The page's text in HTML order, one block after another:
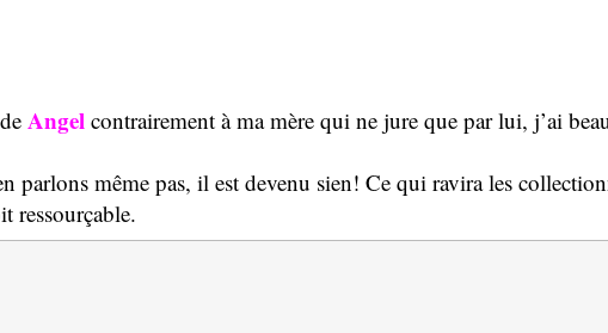
Angel contrairement à ma mère qui ne jure que par lui, j’ai
parlons même pas, il est devenu sien! Ce qui ravira les
ressourçable.